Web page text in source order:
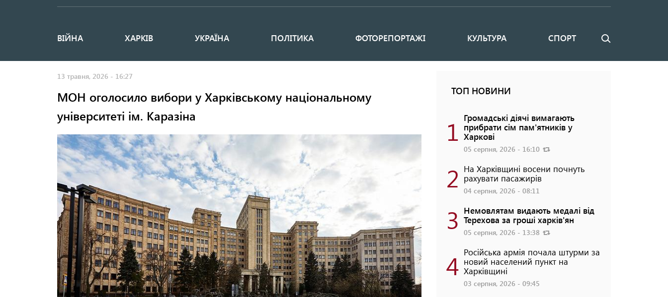
Основная
ВІЙНА ХАРКІВ УКРАЇНА ПОЛІТИКА ФОТОРЕПОРТАЖІ КУЛЬТУРА СПОРТ Пошук
13 травня, 2026 - 16:27
МОН оголосило вибори у Харківському національному
університеті ім. Каразіна
ТОП НОВИНИ
1 Громадські діячі вимагають
прибрати сім пам'ятників у
Харкові
05 серпня, 2026 - 16:10
2 На Харківщині восени почнуть
рахувати пасажирів
04 серпня, 2026 - 08:11
3 Немовлятам видають медалі від
Терехова за гроші харків'ян
05 серпня, 2026 - 13:38
4 Російська армія почала штурми за
новий населений пункт на
Харківщині
03 серпня, 2026 - 09:45